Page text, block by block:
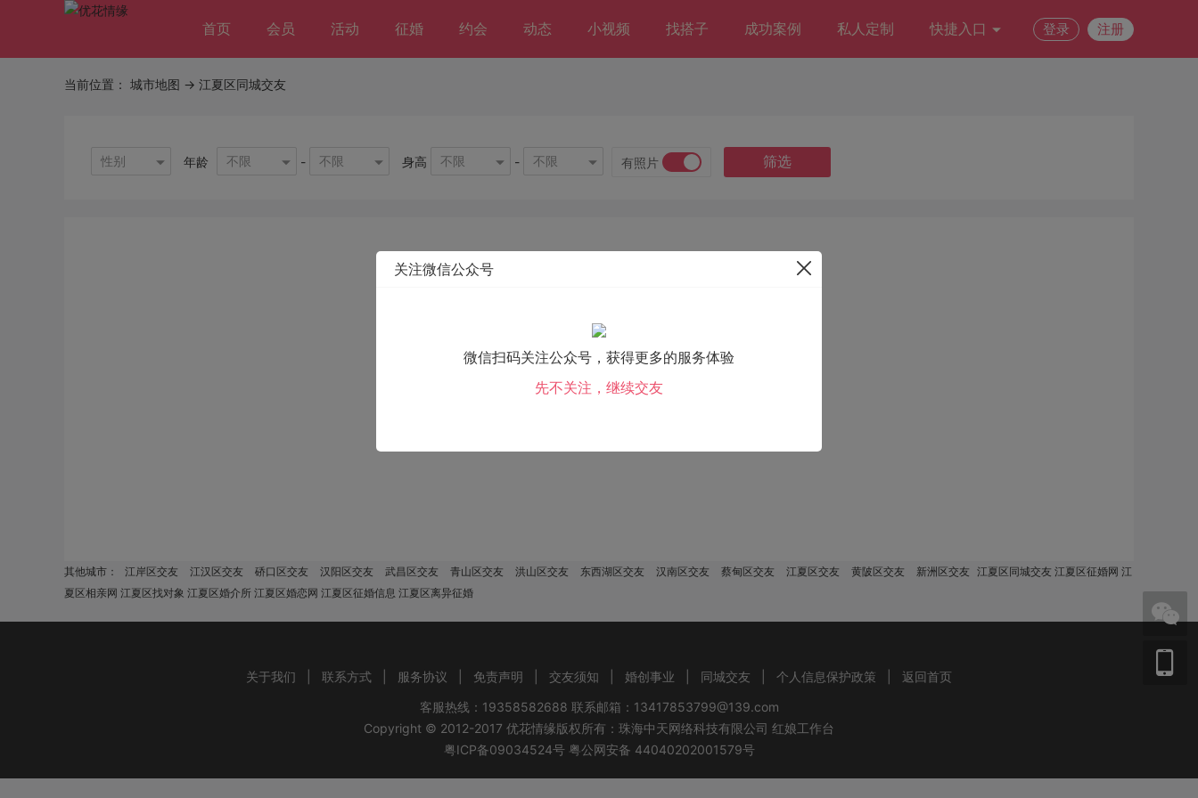
首页 会员 活动 征婚 约会 动态 小视频 找搭子 成功案例 私人定制 快捷入口 登录 注册
当前位置： 城市地图 -> 江夏区同城交友
性别 年龄 不限 - 不限 身高 不限 - 不限 有照片 筛选
其他城市： 江岸区交友 江汉区交友 硚口区交友 汉阳区交友 武昌区交友 青山区交友 洪山区交友 东西湖区交友 汉南区交友 蔡甸区交友 江夏区交友 黄陂区交友 新洲区交友 江夏区同城交友 江夏区征婚网 江
夏区相亲网 江夏区找对象 江夏区婚介所 江夏区婚恋网 江夏区征婚信息 江夏区离异征婚
关于我们 联系方式 服务协议 免责声明 交友须知 婚创事业 同城交友 个人信息保护政策
返回首页
客服热线：19358582688 联系邮箱：13417853799@139.com
Copyright © 2012-2017 优花情缘版权所有： 珠海中天网络科技有限公司 红娘工作台
粤ICP备09034524号 粤公网安备 44040202001579号
关注微信公众号
微信扫码关注公众号，获得更多的服务体验
先不关注，继续交友